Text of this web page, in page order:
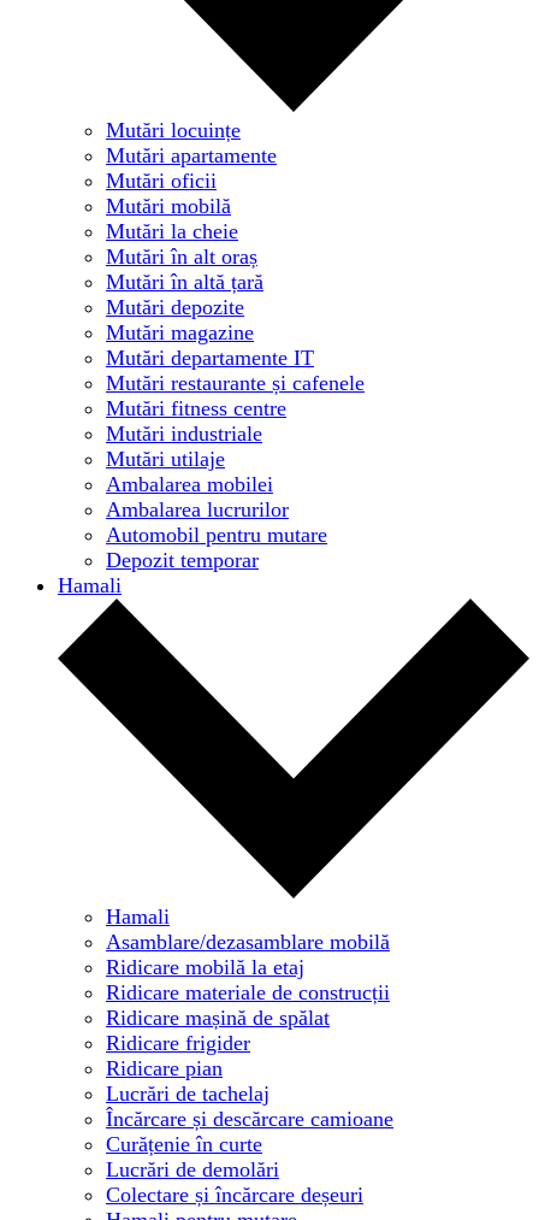
Mutări locuințe
Mutări apartamente
Mutări oficii
Mutări mobilă
Mutări la cheie
Mutări în alt oraș
Mutări în altă țară
Mutări depozite
Mutări magazine
Mutări departamente IT
Mutări restaurante și cafenele
Mutări fitness centre
Mutări industriale
Mutări utilaje
Ambalarea mobilei
Ambalarea lucrurilor
Automobil pentru mutare
Depozit temporar
Hamali
Hamali
Asamblare/dezasamblare mobilă
Ridicare mobilă la etaj
Ridicare materiale de construcții
Ridicare mașină de spălat
Ridicare frigider
Ridicare pian
Lucrări de tachelaj
Încărcare și descărcare camioane
Curățenie în curte
Lucrări de demolări
Colectare și încărcare deșeuri